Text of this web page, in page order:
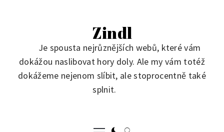
Zindl
Je spousta nejrůznějších webů, které vám
dokážou naslibovat hory doly. Ale my vám totéž
dokážeme nejenom slíbit, ale stoprocentně také
splnit.
Primary